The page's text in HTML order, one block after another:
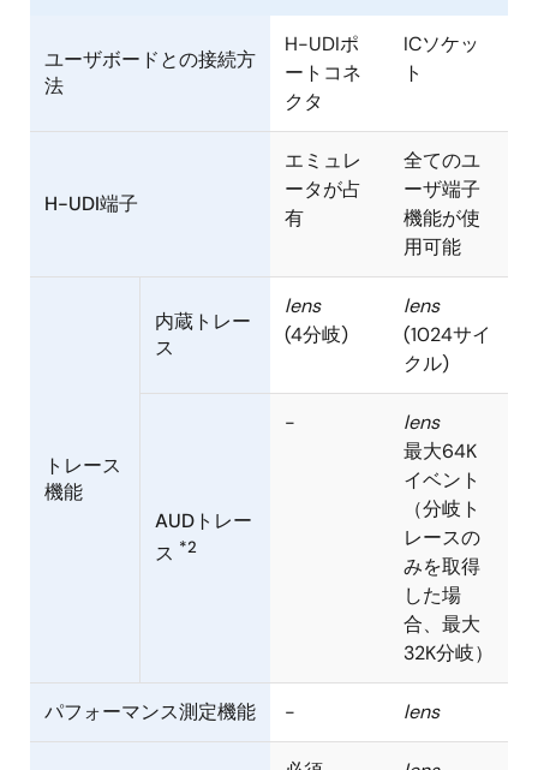
ユーザボードとの接続方
法
H-UDIポ
ートコネ
クタ
ICソケッ
ト
H-UDI端子
エミュレ
ータが占
有
全てのユ
ーザ端子
機能が使
用可能
トレース
機能
内蔵トレー
ス
lens
(4分岐)
lens
(1024サイ
クル)
AUDトレー
ス *2
-
lens
最大64K
イベント
（分岐ト
レースの
みを取得
した場
合、最大
32K分岐）
パフォーマンス測定機能 - lens